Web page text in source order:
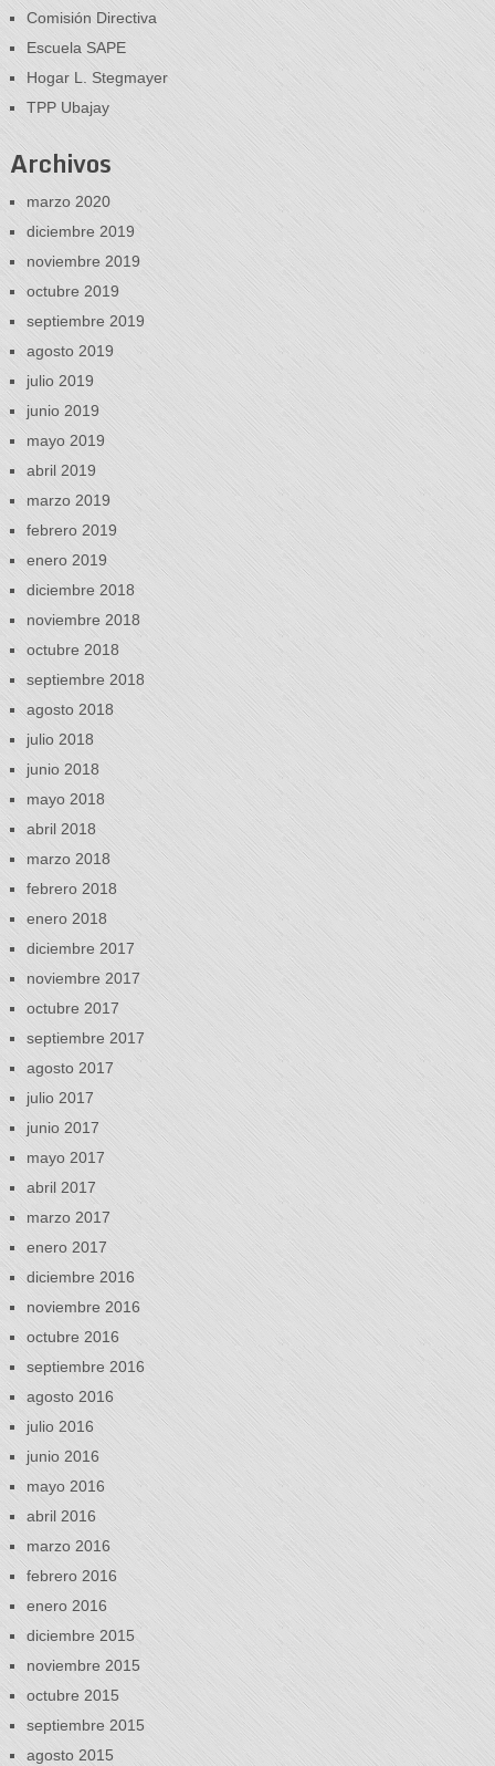
Comisión Directiva
Escuela SAPE
Hogar L. Stegmayer
TPP Ubajay
Archivos
marzo 2020
diciembre 2019
noviembre 2019
octubre 2019
septiembre 2019
agosto 2019
julio 2019
junio 2019
mayo 2019
abril 2019
marzo 2019
febrero 2019
enero 2019
diciembre 2018
noviembre 2018
octubre 2018
septiembre 2018
agosto 2018
julio 2018
junio 2018
mayo 2018
abril 2018
marzo 2018
febrero 2018
enero 2018
diciembre 2017
noviembre 2017
octubre 2017
septiembre 2017
agosto 2017
julio 2017
junio 2017
mayo 2017
abril 2017
marzo 2017
enero 2017
diciembre 2016
noviembre 2016
octubre 2016
septiembre 2016
agosto 2016
julio 2016
junio 2016
mayo 2016
abril 2016
marzo 2016
febrero 2016
enero 2016
diciembre 2015
noviembre 2015
octubre 2015
septiembre 2015
agosto 2015